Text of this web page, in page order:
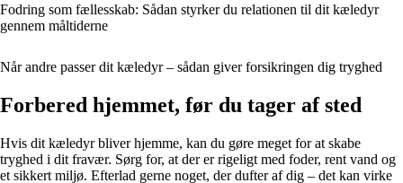
Fodring som fællesskab: Sådan styrker du relationen til dit kæledyr
gennem måltiderne
Når andre passer dit kæledyr – sådan giver forsikringen dig tryghed
Forbered hjemmet, før du tager af sted
Hvis dit kæledyr bliver hjemme, kan du gøre meget for at skabe
tryghed i dit fravær. Sørg for, at der er rigeligt med foder, rent vand og
et sikkert miljø. Efterlad gerne noget, der dufter af dig – det kan virke